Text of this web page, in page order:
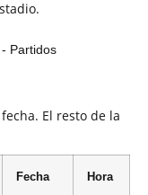
El resto de la
Fecha Hora